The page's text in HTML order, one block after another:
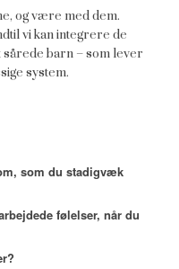
og være med dem.
vi kan integrere de
sårede barn – som lever
system.
som du stadigvæk
følelser, når du